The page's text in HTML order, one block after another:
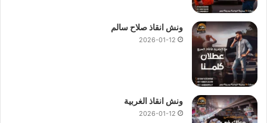
ونش انقاذ صلاح سالم
2026-01-12
ونش انقاذ الغربية
2026-01-12